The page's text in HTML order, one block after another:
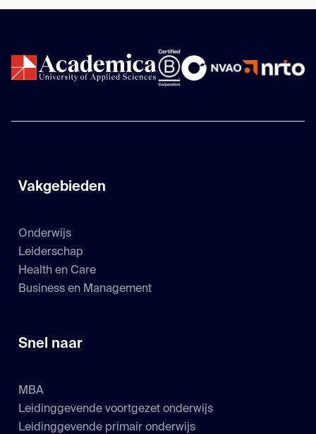
Vakgebieden
Onderwijs
Leiderschap
Health en Care
Business en Management
Snel naar
MBA
Leidinggevende voortgezet onderwijs
Leidinggevende primair onderwijs